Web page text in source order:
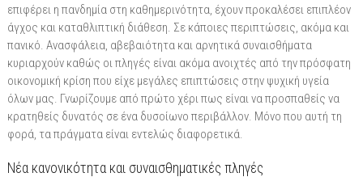
επιφέρει η πανδημία στη καθημερινότητα, έχουν προκαλέσει επιπλέον
άγχος και καταθλιπτική διάθεση. Σε κάποιες περιπτώσεις, ακόμα και
πανικό. Ανασφάλεια, αβεβαιότητα και αρνητικά συναισθήματα
κυριαρχούν καθώς οι πληγές είναι ακόμα ανοιχτές από την πρόσφατη
οικονομική κρίση που είχε μεγάλες επιπτώσεις στην ψυχική υγεία
όλων μας. Γνωρίζουμε από πρώτο χέρι πως είναι να προσπαθείς να
κρατηθείς δυνατός σε ένα δυσοίωνο περιβάλλον. Μόνο που αυτή τη
φορά, τα πράγματα είναι εντελώς διαφορετικά.
Νέα κανονικότητα και συναισθηματικές πληγές